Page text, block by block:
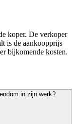
koper. De verkoper
is de aankoopprijs
bijkomende kosten.
in zijn werk?